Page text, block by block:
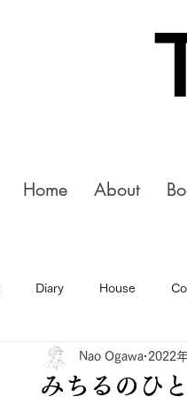
Home About
Diary House
みちるのひ
Nao Ogawa 2022